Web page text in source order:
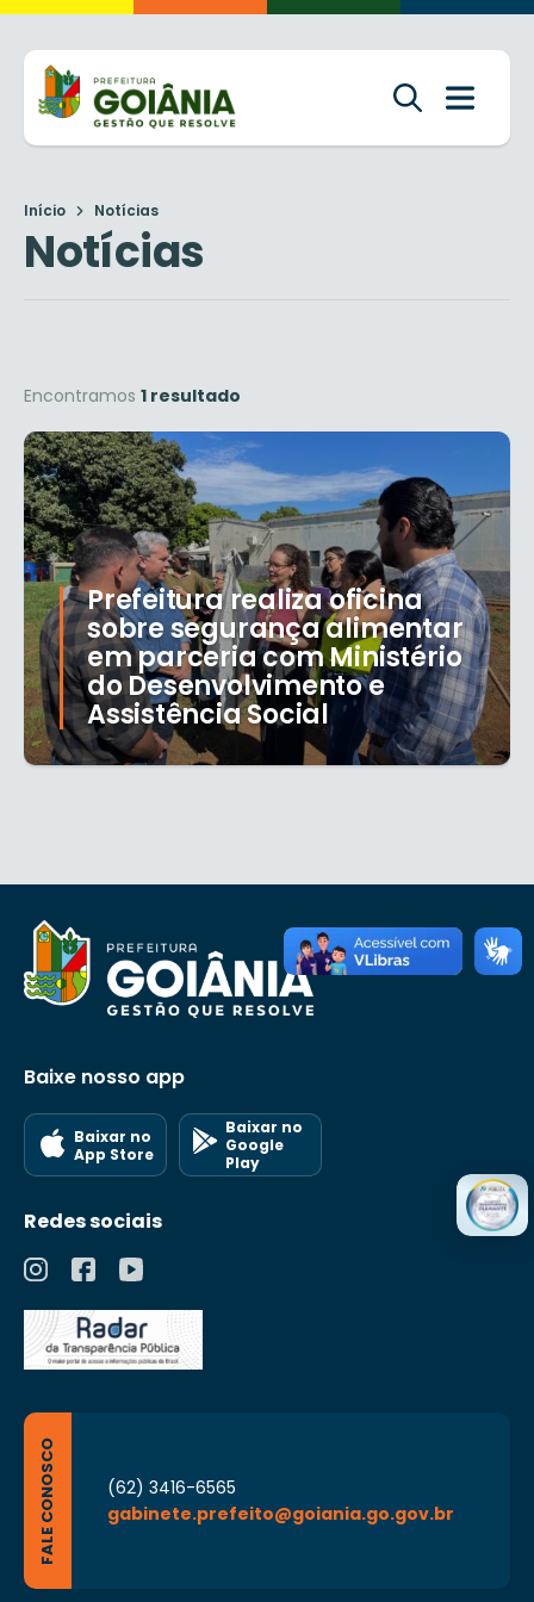
Início Notícias
Notícias
Encontramos 1 resultado
Prefeitura realiza oficina
sobre segurança alimentar
em parceria com Ministério
do Desenvolvimento e
Assistência Social
Baixe nosso app
Baixar no
App Store
Baixar no
Google
Play
Redes sociais
FALE CONOSCO
(62) 3416-6565
gabinete.prefeito@goiania.go.gov.br